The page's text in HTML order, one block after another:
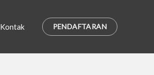
Kontak PENDAFTARAN